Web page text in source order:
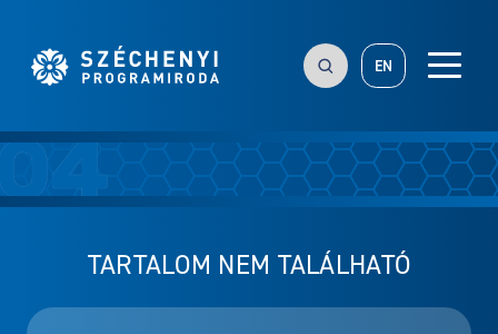
EN
TARTALOM NEM TALÁLHATÓ